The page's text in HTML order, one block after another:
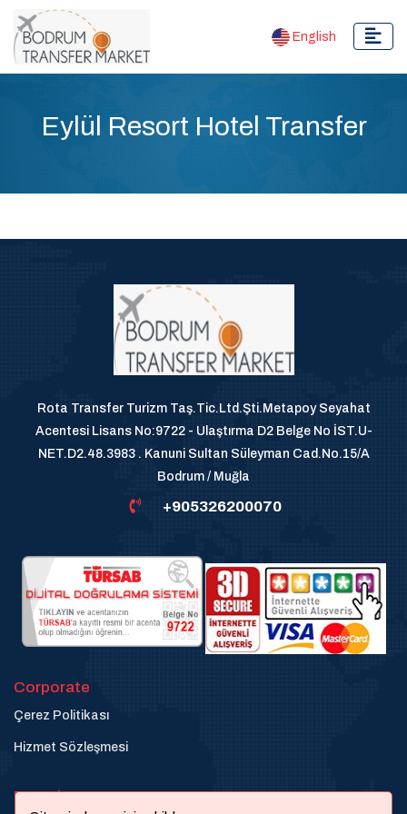
English
Eylül Resort Hotel Transfer
Rota Transfer Turizm Taş.Tic.Ltd.Şti.Metapoy Seyahat
Acentesi Lisans No:9722 - Ulaştırma D2 Belge No İST.U-
NET.D2.48.3983 . Kanuni Sultan Süleyman Cad.No.15/A
Bodrum / Muğla
+905326200070
Corporate
Çerez Politikası
Hizmet Sözleşmesi
Destek